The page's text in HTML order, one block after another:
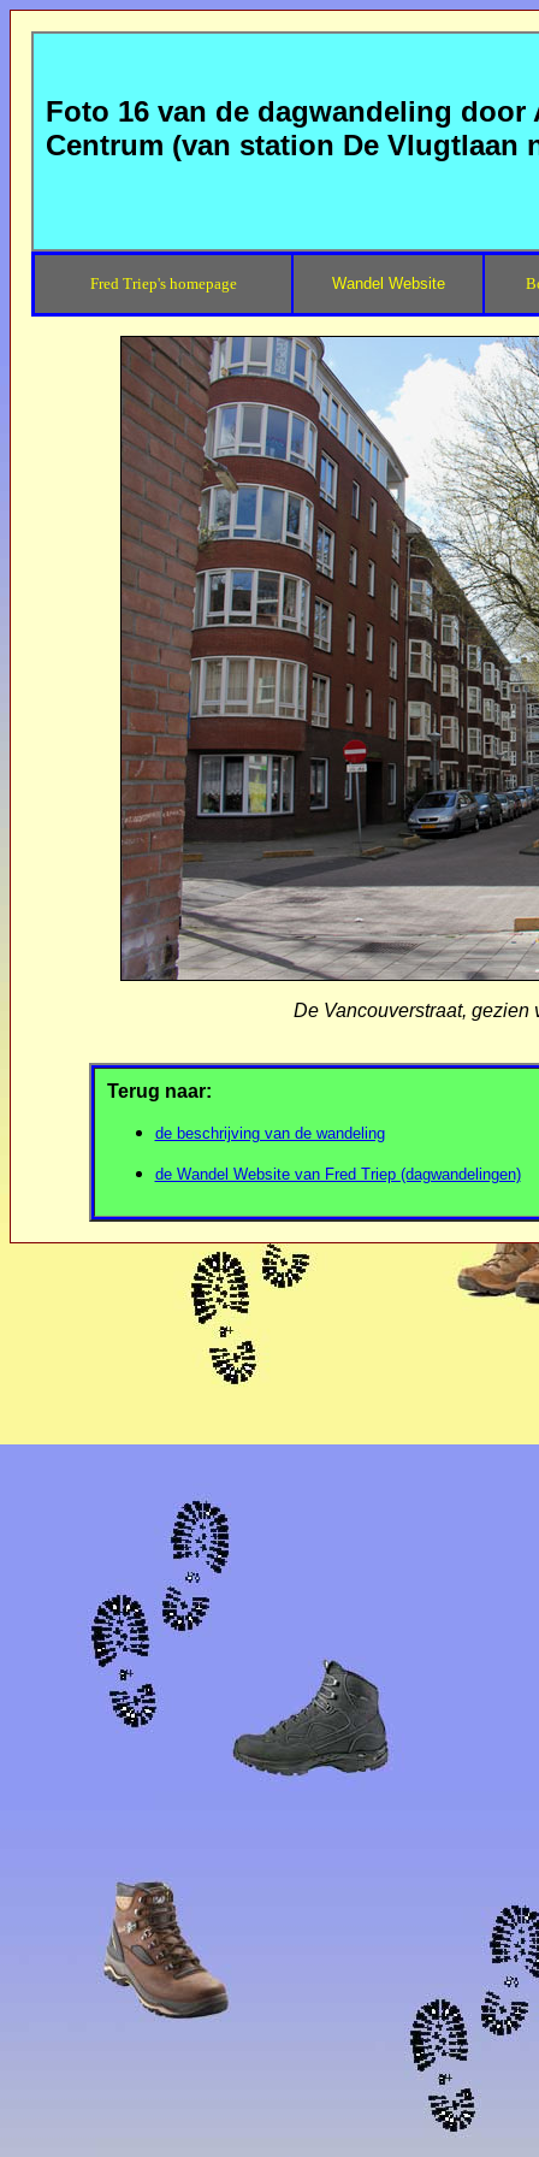
Foto 16 van de dagwandeling door
Centrum (van station De Vlugtlaan
Fred Triep's homepage Wandel Website
De Vancouverstraat,
Terug naar:
de beschrijving van de wandeling
de Wandel Website van Fred Triep (dagwandelingen)